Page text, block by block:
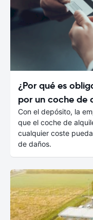
¿Por qué es
por un coche de
Con el depósito, la
que el coche de
cualquier coste
de daños.